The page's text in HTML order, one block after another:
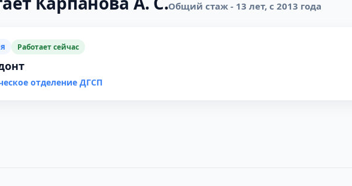
Общий стаж - 13 лет, с 2013 года
Работает сейчас
отделение ДГСП